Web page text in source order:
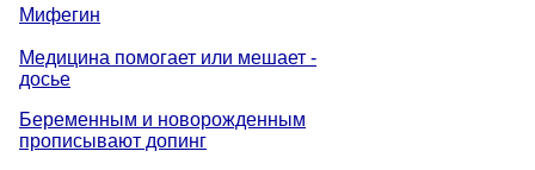
Мифегин
Медицина помогает или мешает -
досье
Беременным и новорожденным
прописывают допинг